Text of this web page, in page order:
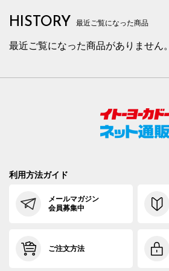
HISTORY 最近ご覧になった商品
最近ご覧になった商品がありません。
利用方法ガイド
メールマガジン
会員募集中
ご注文方法